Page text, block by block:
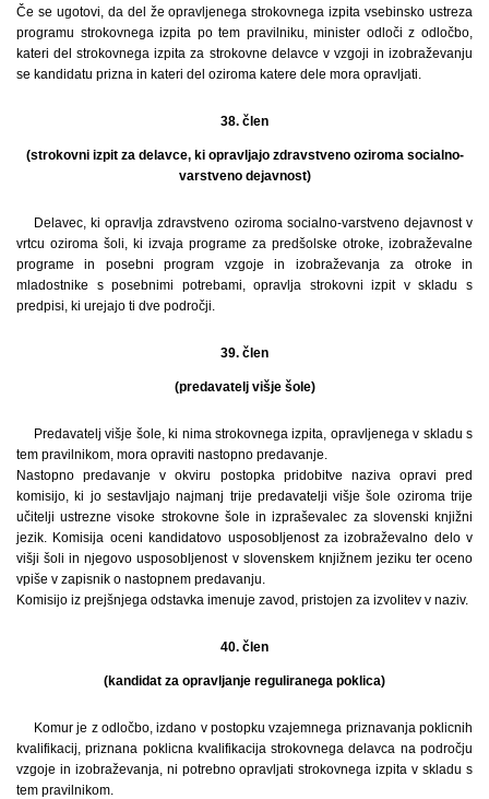
Če se ugotovi, da del že opravljenega strokovnega izpita vsebinsko ustreza
programu strokovnega izpita po tem pravilniku, minister odloči z odločbo,
kateri del strokovnega izpita za strokovne delavce v vzgoji in izobraževanju
se kandidatu prizna in kateri del oziroma katere dele mora opravljati.
38. člen
(strokovni izpit za delavce, ki opravljajo zdravstveno oziroma socialno-
varstveno dejavnost)
Delavec, ki opravlja zdravstveno oziroma socialno-varstveno dejavnost v
vrtcu oziroma šoli, ki izvaja programe za predšolske otroke, izobraževalne
programe in posebni program vzgoje in izobraževanja za otroke in
mladostnike s posebnimi potrebami, opravlja strokovni izpit v skladu s
predpisi, ki urejajo ti dve področji.
39. člen
(predavatelj višje šole)
Predavatelj višje šole, ki nima strokovnega izpita, opravljenega v skladu s
tem pravilnikom, mora opraviti nastopno predavanje.
Nastopno predavanje v okviru postopka pridobitve naziva opravi pred
komisijo, ki jo sestavljajo najmanj trije predavatelji višje šole oziroma trije
učitelji ustrezne visoke strokovne šole in izpraševalec za slovenski knjižni
jezik. Komisija oceni kandidatovo usposobljenost za izobraževalno delo v
višji šoli in njegovo usposobljenost v slovenskem knjižnem jeziku ter oceno
vpiše v zapisnik o nastopnem predavanju.
Komisijo iz prejšnjega odstavka imenuje zavod, pristojen za izvolitev v naziv.
40. člen
(kandidat za opravljanje reguliranega poklica)
Komur je z odločbo, izdano v postopku vzajemnega priznavanja poklicnih
kvalifikacij, priznana poklicna kvalifikacija strokovnega delavca na področju
vzgoje in izobraževanja, ni potrebno opravljati strokovnega izpita v skladu s
tem pravilnikom.